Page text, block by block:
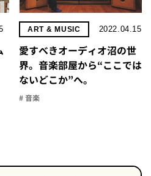
ART & MUSIC 2022.04.15
愛すべきオーディオ沼の世
界。音楽部屋から“ここでは
ないどこか”へ。
# 音楽